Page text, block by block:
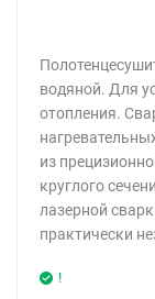
водяной. Для
отопления.
из
круглого
лазерной
практически
!